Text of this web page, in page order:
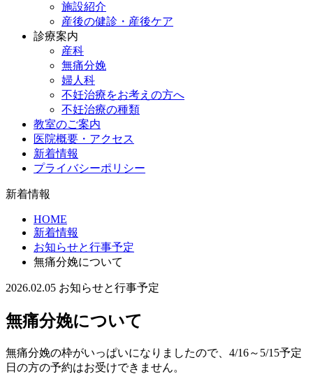
施設紹介
産後の健診・産後ケア
診療案内
産科
無痛分娩
婦人科
不妊治療をお考えの方へ
不妊治療の種類
教室のご案内
医院概要・アクセス
新着情報
プライバシーポリシー
新着情報
HOME
新着情報
お知らせと行事予定
無痛分娩について
2026.02.05 お知らせと行事予定
無痛分娩について
無痛分娩の枠がいっぱいになりましたので、 4/16～5/15予定
日の方の予約はお受けできません。